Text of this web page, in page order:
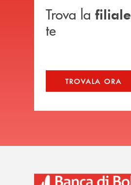
Trova la filiale
te
TROVALA ORA